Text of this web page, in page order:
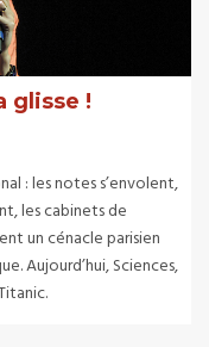
glisse !
: les notes s’envolent,
les cabinets de
un cénacle parisien
Aujourd’hui, Sciences,